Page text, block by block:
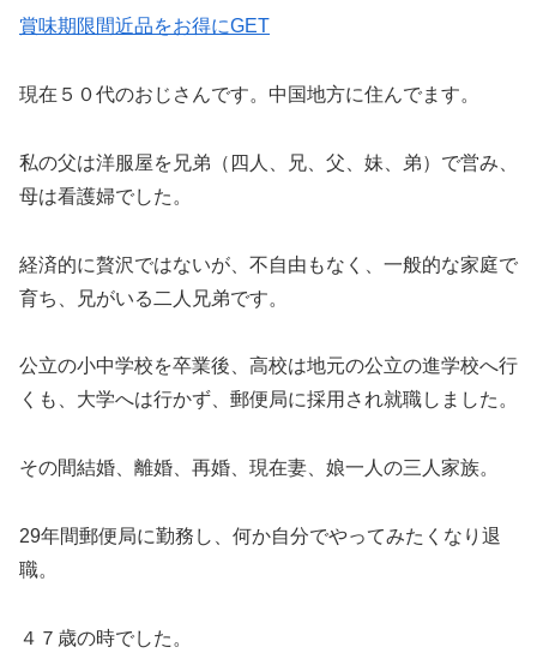
賞味期限間近品をお得にGET
現在５０代のおじさんです。中国地方に住んでます。
私の父は洋服屋を兄弟（四人、兄、父、妹、弟）で営み、
母は看護婦でした。
経済的に贅沢ではないが、不自由もなく、一般的な家庭で
育ち、兄がいる二人兄弟です。
公立の小中学校を卒業後、高校は地元の公立の進学校へ行
くも、大学へは行かず、郵便局に採用され就職しました。
その間結婚、離婚、再婚、現在妻、娘一人の三人家族。
29年間郵便局に勤務し、何か自分でやってみたくなり退
職。
４７歳の時でした。